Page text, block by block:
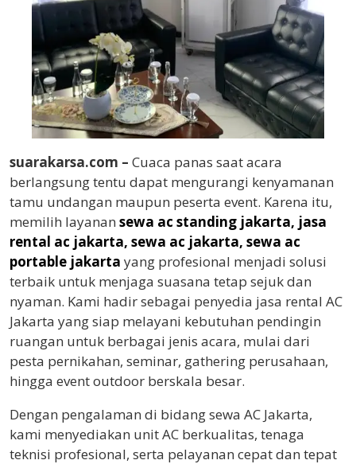
suarakarsa.com – Cuaca panas saat acara
berlangsung tentu dapat mengurangi kenyamanan
tamu undangan maupun peserta event. Karena itu,
memilih layanan sewa ac standing jakarta, jasa
rental ac jakarta, sewa ac jakarta, sewa ac
portable jakarta yang profesional menjadi solusi
terbaik untuk menjaga suasana tetap sejuk dan
nyaman. Kami hadir sebagai penyedia jasa rental AC
Jakarta yang siap melayani kebutuhan pendingin
ruangan untuk berbagai jenis acara, mulai dari
pesta pernikahan, seminar, gathering perusahaan,
hingga event outdoor berskala besar.
Dengan pengalaman di bidang sewa AC Jakarta,
kami menyediakan unit AC berkualitas, tenaga
teknisi profesional, serta pelayanan cepat dan tepat